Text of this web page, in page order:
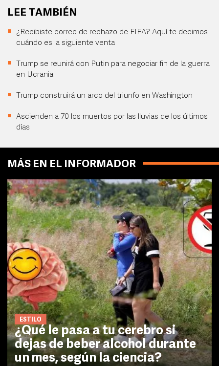
LEE TAMBIÉN
¿Recibiste correo de rechazo de FIFA? Aquí te decimos
cuándo es la siguiente venta
Trump se reunirá con Putin para negociar fin de la guerra
en Ucrania
Trump construirá un arco del triunfo en Washington
Ascienden a 70 los muertos por las lluvias de los últimos
días
MÁS EN EL INFORMADOR
ESTILO
¿Qué le pasa a tu cerebro si
dejas de beber alcohol durante
un mes, según la ciencia?